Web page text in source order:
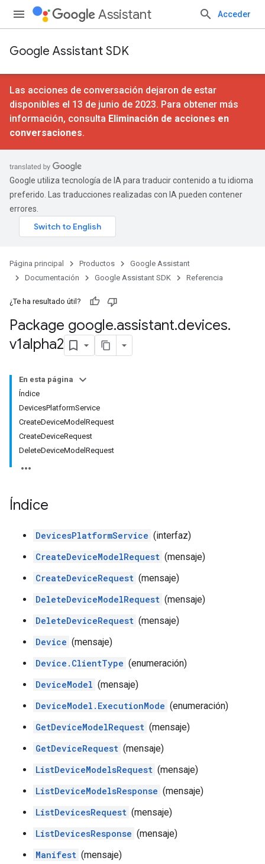
Assistant Acceder
Google Assistant SDK
Las acciones de conversación dejaron de estar
disponibles el 13 de junio de 2023. Para obtener más
información, consulta Eliminación de acciones en
conversaciones.
Google utiliza tecnología de IA para traducir contenido a tu idioma
preferido. Las traducciones realizadas con IA pueden contener
errores.
Página principal Productos
Google Assistant
Documentación
Google Assistant SDK Referencia
¿Te ha resultado útil?
Package google.assistant.devices.
v1alpha2
En esta página
Índice
DevicesPlatformService
CreateDeviceModelRequest
CreateDeviceRequest
DeleteDeviceModelRequest
Índice
DevicesPlatformService (interfaz)
CreateDeviceModelRequest (mensaje)
CreateDeviceRequest (mensaje)
DeleteDeviceModelRequest (mensaje)
DeleteDeviceRequest (mensaje)
Device (mensaje)
Device.ClientType (enumeración)
DeviceModel (mensaje)
DeviceModel.ExecutionMode (enumeración)
GetDeviceModelRequest (mensaje)
GetDeviceRequest (mensaje)
ListDeviceModelsRequest (mensaje)
ListDeviceModelsResponse (mensaje)
ListDevicesRequest (mensaje)
ListDevicesResponse (mensaje)
Manifest (mensaje)